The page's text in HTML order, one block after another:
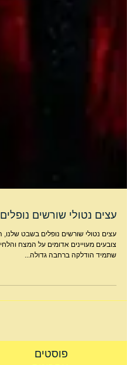
עצים נטולי שורשים נופלים
שתמיד הודלקה ברחבה גדולה...